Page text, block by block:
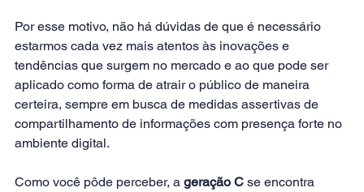
Por esse motivo, não há dúvidas de que é necessário
estarmos cada vez mais atentos às inovações e
tendências que surgem no mercado e ao que pode ser
aplicado como forma de atrair o público de maneira
certeira, sempre em busca de medidas assertivas de
compartilhamento de informações com presença forte no
ambiente digital.
Como você pôde perceber, a geração C se encontra